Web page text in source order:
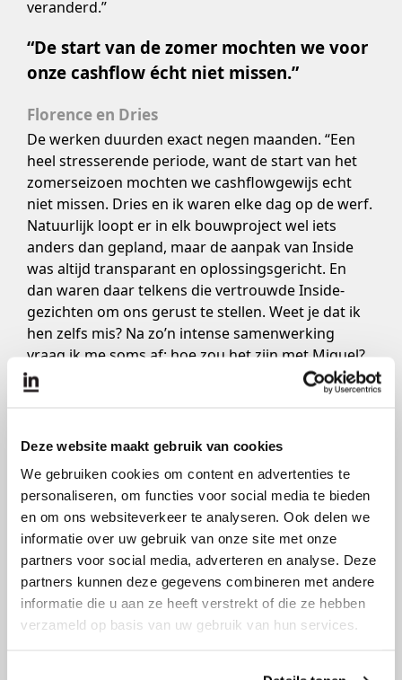
Deze website maakt gebruik van cookies
We gebruiken cookies om content en advertenties te
personaliseren, om functies voor social media te bieden
en om ons websiteverkeer te analyseren. Ook delen we
informatie over uw gebruik van onze site met onze
partners voor social media, adverteren en analyse. Deze
partners kunnen deze gegevens combineren met andere
informatie die u aan ze heeft verstrekt of die ze hebben
verzameld op basis van uw gebruik van hun services.
veranderd.”
“De start van de zomer mochten we voor
onze cashflow écht niet missen.”
Florence en Dries
De werken duurden exact negen maanden. “Een
heel stresserende periode, want de start van het
zomerseizoen mochten we cashflowgewijs echt
niet missen. Dries en ik waren elke dag op de werf.
Natuurlijk loopt er in elk bouwproject wel iets
anders dan gepland, maar de aanpak van Inside
was altijd transparant en oplossingsgericht. En
dan waren daar telkens die vertrouwde Inside-
gezichten om ons gerust te stellen. Weet je dat ik
hen zelfs mis? Na zo’n intense samenwerking
vraag ik me soms af: hoe zou het zijn met Miquel?
Of met Sven? (lacht).”
“Al die positieve reviews hadden we niet
zien aankomen. En wat ons echt heeft
verrast: we trekken heel veel nieuwe
mensen aan.”
Florence en Dries
ZAELIG Hotel kende een betere start dan gehoopt.
“Al die positieve reviews hadden we niet zien